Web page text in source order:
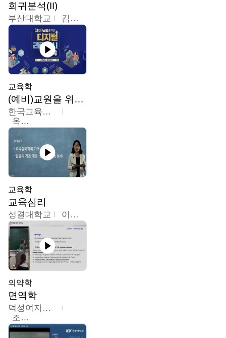
회귀분석(II)
부산대학교 김충락
교육학
(예비)교원을 위한 디지털 리터러시 교육
한국교육학술정보원
옥현진
교육학
교육심리
성결대학교 이수경
의약학
면역학
덕성여자대학교
조효선